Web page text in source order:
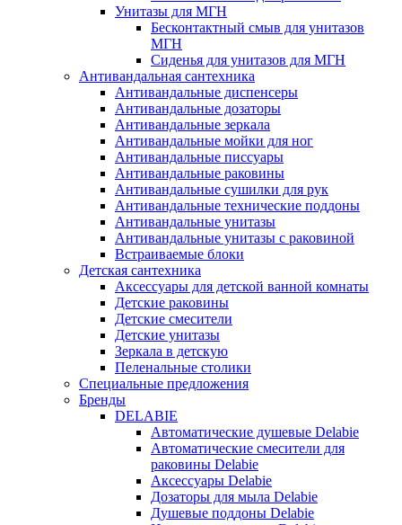
Унитазы для МГН
Бесконтактный смыв для унитазов
МГН
Сиденья для унитазов для МГН
Антивандальная сантехника
Антивандальные диспенсеры
Антивандальные дозаторы
Антивандальные зеркала
Антивандальные мойки для ног
Антивандальные писсуары
Антивандальные раковины
Антивандальные сушилки для рук
Антивандальные технические поддоны
Антивандальные унитазы
Антивандальные унитазы с раковиной
Встраиваемые блоки
Детская сантехника
Аксессуары для детской ванной комнаты
Детские раковины
Детские смесители
Детские унитазы
Зеркала в детскую
Пеленальные столики
Специальные предложения
Бренды
DELABIE
Автоматические душевые Delabie
Автоматические смесители для
раковины Delabie
Аксессуары Delabie
Дозаторы для мыла Delabie
Душевые поддоны Delabie